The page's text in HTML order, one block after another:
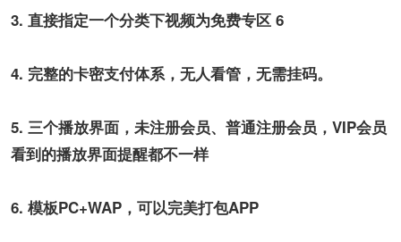
3. 直接指定一个分类下视频为免费专区 6
4. 完整的卡密支付体系，无人看管，无需挂码。
5. 三个播放界面，未注册会员、普通注册会员，VIP会员
看到的播放界面提醒都不一样
6. 模板PC+WAP，可以完美打包APP